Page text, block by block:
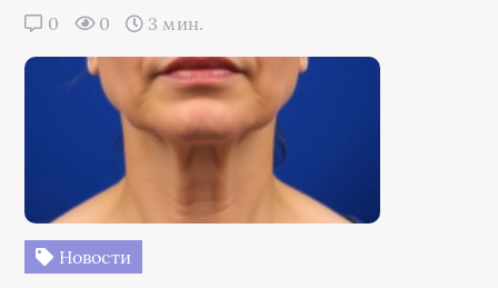
0 0 3 мин.
Новости